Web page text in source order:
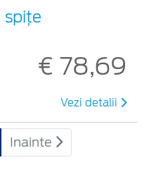
spițe
€ 78,69
Vezi detalii
Inainte